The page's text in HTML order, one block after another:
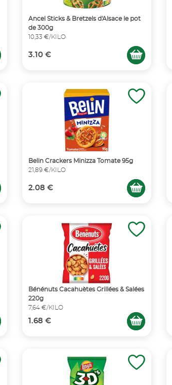
Ancel Sticks & Bretzels d'Alsace le pot
de 300g
10,33 €/KILO
3.10 €
Belin Crackers Minizza Tomate 95g
21,89 €/KILO
2.08 €
Bénénuts Cacahuètes Grillées & Salées
220g
7,64 €/KILO
1.68 €